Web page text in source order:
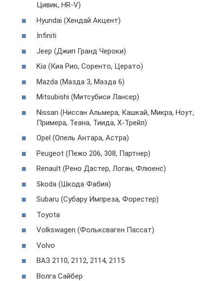
Цивик, HR-V)
Hyundai (Хендай Акцент)
Infiniti
Jeep (Джип Гранд Чероки)
Kia (Киа Рио, Соренто, Церато)
Mazda (Мазда 3, Мазда 6)
Mitsubishi (Митсубиси Лансер)
Nissan (Ниссан Альмера, Кашкай, Микра, Ноут,
Примера, Теана, Тиида, Х-Трейл)
Opel (Опель Антара, Астра)
Peugeot (Пежо 206, 308, Партнер)
Renault (Рено Дастер, Логан, Флюенс)
Skoda (Шкода Фабия)
Subaru (Субару Импреза, Форестер)
Toyota
Volkswagen (Фольксваген Пассат)
Volvo
ВАЗ 2110, 2112, 2114, 2115
Волга Сайбер